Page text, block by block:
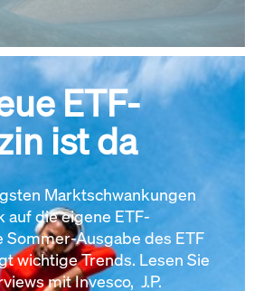
Alle Events
ETF-
ist da
Marktschwankungen
auf die eigene ETF-
Sommer-Ausgabe des ETF
wichtige Trends. Lesen Sie
mit Invesco, J.P.